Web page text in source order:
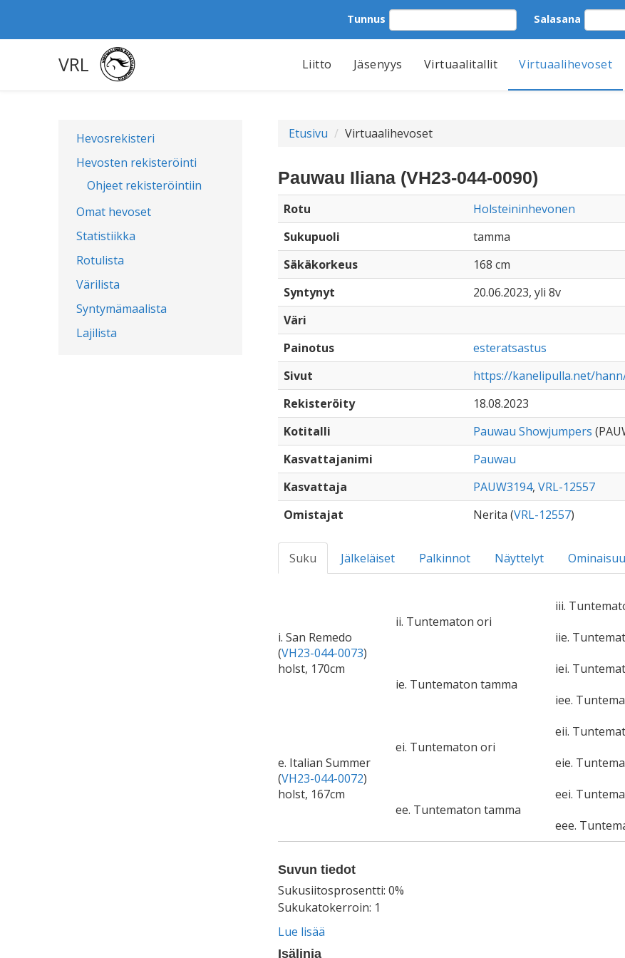
Tunnus Salasana
VRL Liitto Jäsenyys Virtuaalitallit Virtuaalihevoset
Hevosrekisteri
Hevosten rekisteröinti
Ohjeet rekisteröintiin
Omat hevoset
Statistiikka
Rotulista
Värilista
Syntymämaalista
Lajilista
Etusivu Virtuaalihevoset
Pauwau Iliana (VH23-044-0090)
Rotu
Holsteininhevonen
Sukupuoli
tamma
Säkäkorkeus
168 cm
Syntynyt
20.06.2023, yli 8v
Väri
Painotus
esteratsastus
Sivut
https://kanelipulla.net/
Rekisteröity
18.08.2023
Kotitalli
Pauwau Showjumpers
Kasvattajanimi
Pauwau
Kasvattaja
PAUW3194, VRL-12557
Omistajat
Nerita (VRL-12557)
Suku Jälkeläiset Palkinnot Näyttelyt
i. San Remedo
(VH23-044-0073)
holst, 170cm
ii. Tuntematon ori
iii.
iie.
ie. Tuntematon tamma
iei.
iee.
e. Italian Summer
(VH23-044-0072)
holst, 167cm
ei. Tuntematon ori
eii.
eie.
ee. Tuntematon tamma
eei.
eee.
Suvun tiedot
Sukusiitosprosentti: 0%
Sukukatokerroin: 1
Lue lisää
Isälinja